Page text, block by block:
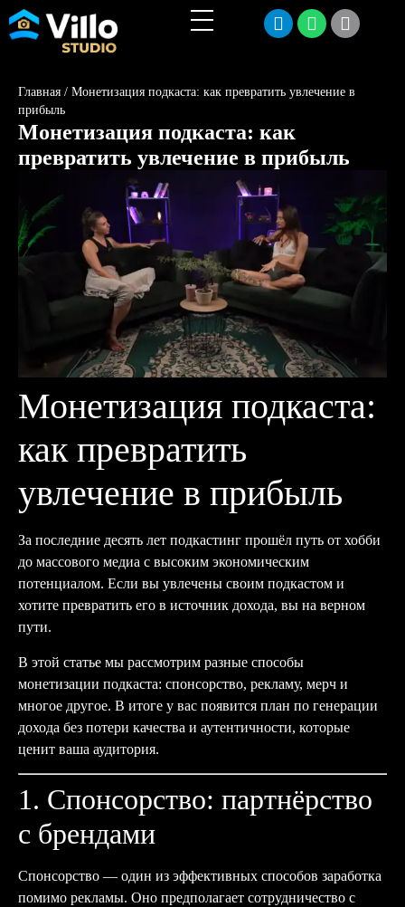
Главная / Монетизация подкаста: как превратить увлечение в
прибыль
Монетизация подкаста: как
превратить увлечение в прибыль
Монетизация подкаста:
как превратить
увлечение в прибыль
За последние десять лет подкастинг прошёл путь от хобби
до массового медиа с высоким экономическим
потенциалом. Если вы увлечены своим подкастом и
хотите превратить его в источник дохода, вы на верном
пути.
В этой статье мы рассмотрим разные способы
монетизации подкаста: спонсорство, рекламу, мерч и
многое другое. В итоге у вас появится план по генерации
дохода без потери качества и аутентичности, которые
ценит ваша аудитория.
1. Спонсорство: партнёрство
с брендами
Спонсорство — один из эффективных способов заработка
помимо рекламы. Оно предполагает сотрудничество с